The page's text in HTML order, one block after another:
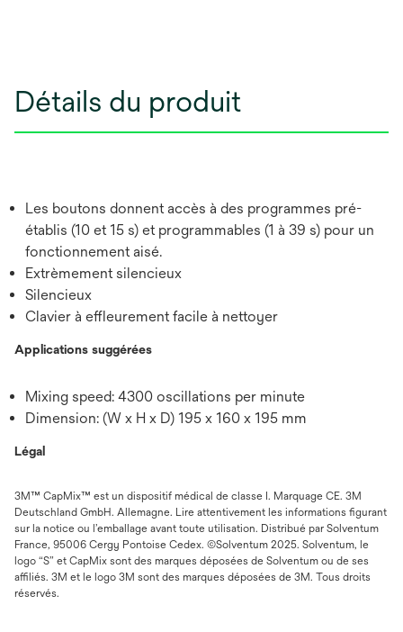
Détails du produit
Les boutons donnent accès à des programmes pré-
établis (10 et 15 s) et programmables (1 à 39 s) pour un
fonctionnement aisé.
Extrèmement silencieux
Silencieux
Clavier à effleurement facile à nettoyer
Applications suggérées
Mixing speed: 4300 oscillations per minute
Dimension: (W x H x D) 195 x 160 x 195 mm
Légal
3M™ CapMix™ est un dispositif médical de classe I. Marquage CE. 3M
Deutschland GmbH. Allemagne. Lire attentivement les informations figurant
sur la notice ou l’emballage avant toute utilisation. Distribué par Solventum
France, 95006 Cergy Pontoise Cedex. ©Solventum 2025. Solventum, le
logo “S” et CapMix sont des marques déposées de Solventum ou de ses
affiliés. 3M et le logo 3M sont des marques déposées de 3M. Tous droits
réservés.